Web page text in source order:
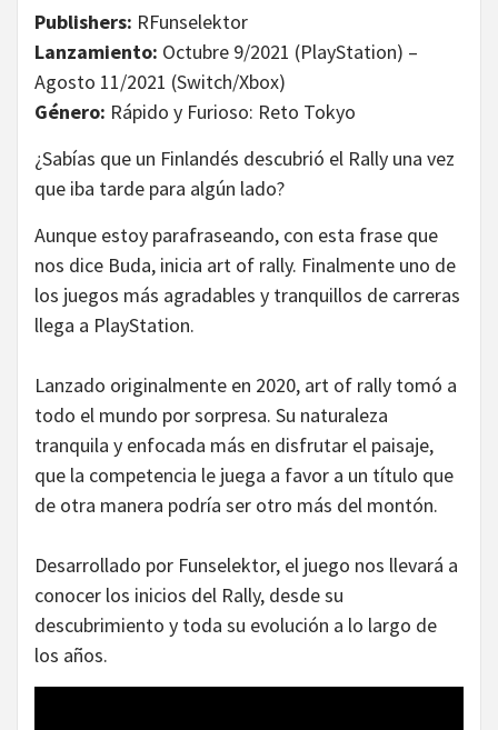
Publishers: RFunselektor
Lanzamiento: Octubre 9/2021 (PlayStation) –
Agosto 11/2021 (Switch/Xbox)
Género: Rápido y Furioso: Reto Tokyo
¿Sabías que un Finlandés descubrió el Rally una vez
que iba tarde para algún lado?
Aunque estoy parafraseando, con esta frase que
nos dice Buda, inicia art of rally. Finalmente uno de
los juegos más agradables y tranquillos de carreras
llega a PlayStation.
Lanzado originalmente en 2020, art of rally tomó a
todo el mundo por sorpresa. Su naturaleza
tranquila y enfocada más en disfrutar el paisaje,
que la competencia le juega a favor a un título que
de otra manera podría ser otro más del montón.
Desarrollado por Funselektor, el juego nos llevará a
conocer los inicios del Rally, desde su
descubrimiento y toda su evolución a lo largo de
los años.